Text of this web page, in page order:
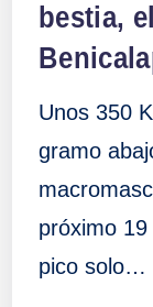
bestia,
Unos 350
gramo
próximo
pico solo…